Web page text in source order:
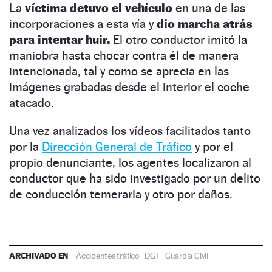
La víctima detuvo el vehículo en una de las
incorporaciones a esta vía ydio marcha atrás
para intentar huir. El otro conductor imitó la
maniobra hasta chocar contra él de manera
intencionada, tal y como se aprecia en las
imágenes grabadas desde el interior el coche
atacado.
Una vez analizados los vídeos facilitados tanto
por la Dirección General de Tráfico y por el
propio denunciante, los agentes localizaron al
conductor que ha sido investigado por un delito
de conducción temeraria y otro por daños.
ARCHIVADO EN Accidentes tráfico ·DGT·Guardia Civil